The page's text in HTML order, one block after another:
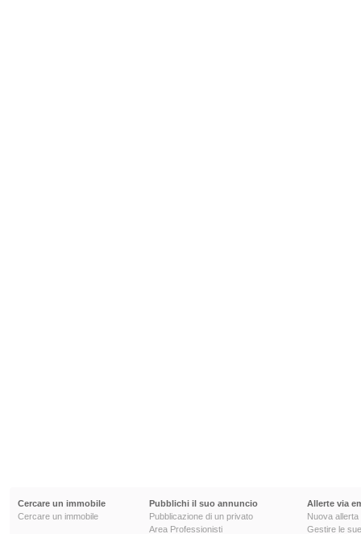
Cercare un immobile
Cercare un immobile
Pubblichi il suo annuncio
Pubblicazione di un privato
Area Professionisti
Allerte via
Nuova allerta
Gestire le